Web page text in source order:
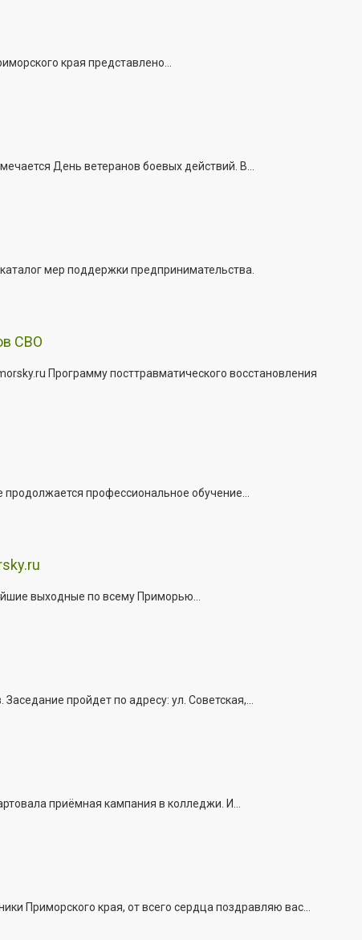
края представлено...
День ветеранов боевых действий. В...
мер поддержки предпринимательства.
СВО
Программу посттравматического восстановления
профессиональное обучение...
выходные по всему Приморью...
пройдет по адресу: ул. Советская,...
приёмная кампания в колледжи. И...
Приморского края, от всего сердца поздравляю вас...